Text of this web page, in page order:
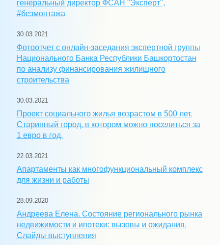
генеральный директор ФСАН "Эксперт",
#безмонтажа
30.03.2021
Фотоотчет с онлайн-заседания экспертной группы
Национального Банка Республики Башкортостан
по анализу финансирования жилищного
строительства
30.03.2021
Проект социального жилья возрастом в 500 лет.
Старинный город, в котором можно поселиться за
1 евро в год.
22.03.2021
Апартаменты как многофункциональный комплекс
для жизни и работы
28.09.2020
Андреева Елена. Состояние регионального рынка
недвижимости и ипотеки: вызовы и ожидания.
Слайды выступления